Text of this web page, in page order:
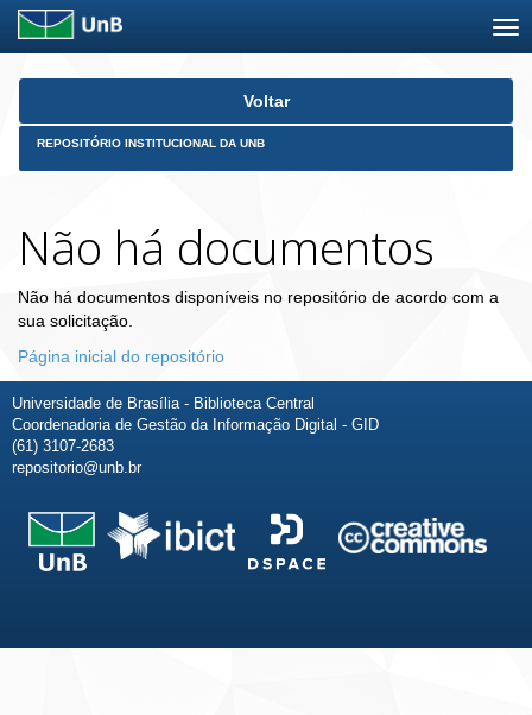
Skip
Voltar
REPOSITÓRIO INSTITUCIONAL DA UNB
Não há documentos
Não há documentos disponíveis no repositório de acordo com a
sua solicitação.
Página inicial do repositório
Universidade de Brasília - Biblioteca Central
Coordenadoria de Gestão da Informação Digital - GID
(61) 3107-2683
repositorio@unb.br